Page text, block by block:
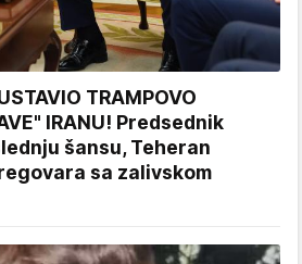
TRAMPOVO
IRANU! Predsednik
šansu, Teheran
sa zalivskom